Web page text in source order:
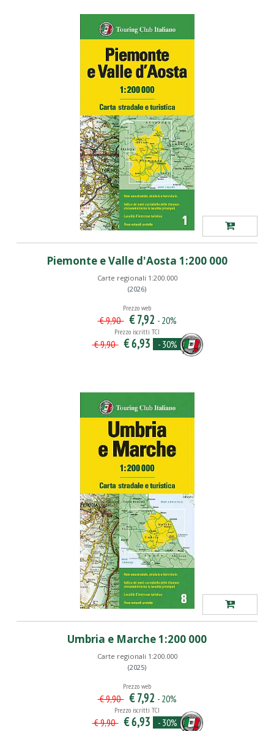
Piemonte e Valle d'Aosta 1:200 000
Carte regionali 1:200.000
(2026)
Prezzo web
€ 9,90 € 7,92 - 20%
Prezzo iscritti TCI
€ 9,90 € 6,93 - 30%
Umbria e Marche 1:200 000
Carte regionali 1:200.000
(2025)
Prezzo web
€ 9,90 € 7,92 - 20%
Prezzo iscritti TCI
€ 9,90 € 6,93 - 30%